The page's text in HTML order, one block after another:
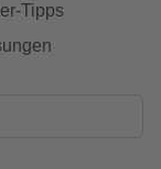
Tipps